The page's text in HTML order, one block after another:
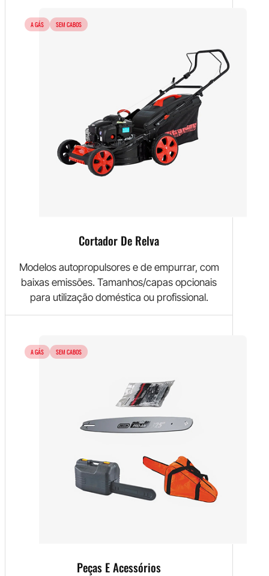
A GÁS SEM CABOS
Cortador De Relva
Modelos autopropulsores e de empurrar, com
baixas emissões. Tamanhos/capas opcionais
para utilização doméstica ou profissional.
A GÁS SEM CABOS
Peças E Acessórios